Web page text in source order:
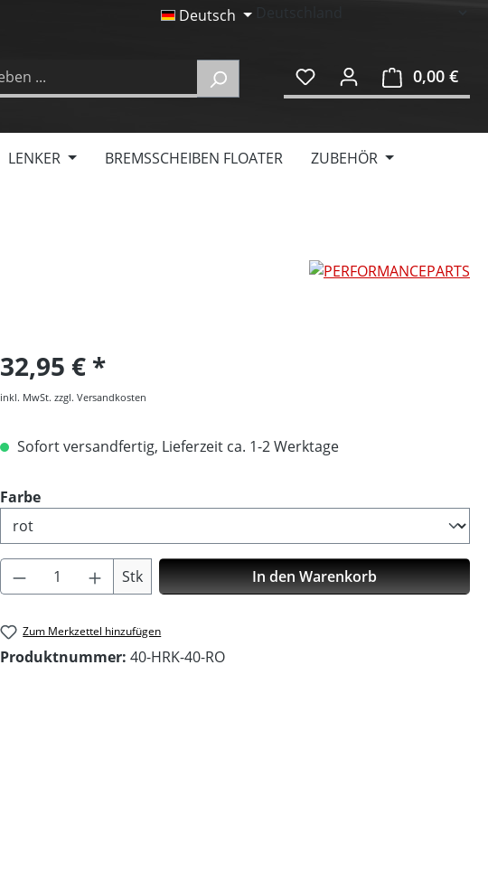
Deutsch
0,00 €
LENKER BREMSSCHEIBEN FLOATER ZUBEHÖR
32,95 €
inkl. MwSt. zzgl. Versandkosten
Sofort versandfertig, Lieferzeit ca. 1-2 Werktage
Farbeauswählen
Produkt Anzahl: Gib den gewünschten Wert
Stk In den Warenkorb
Zum Merkzettel hinzufügen
Produktnummer: 40-HRK-40-RO